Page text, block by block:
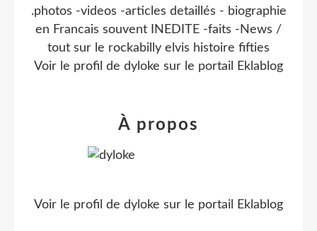
.photos -videos -articles detaillés - biographie
en Francais souvent INEDITE -faits -News /
tout sur le rockabilly elvis histoire fifties
Voir le profil de dyloke sur le portail Eklablog
À propos
Voir le profil de dyloke sur le portail Eklablog